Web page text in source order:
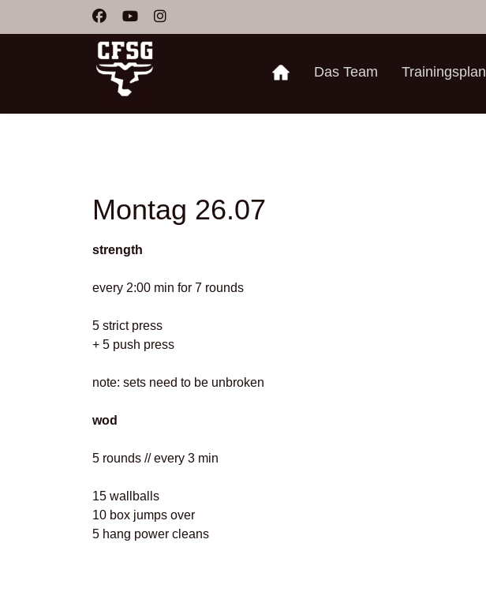
Das Team Trainingsplan
Montag 26.07
strength
every 2:00 min for 7 rounds
5 strict press
+ 5 push press
note: sets need to be unbroken
wod
5 rounds // every 3 min
15 wallballs
10 box jumps over
5 hang power cleans